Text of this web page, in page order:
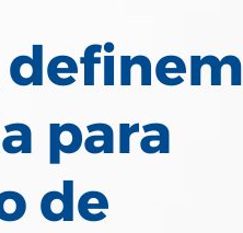
definem
para
de